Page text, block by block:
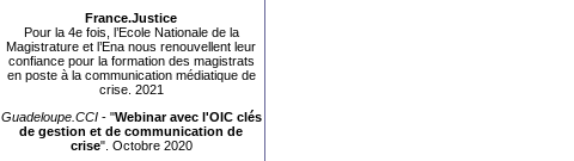
France.Justice
Pour la 4e fois, l’Ecole Nationale de la
Magistrature et l’Ena nous renouvellent leur
confiance pour la formation des magistrats
en poste à la communication médiatique de
crise. 2021
Guadeloupe.CCI- "Webinar avec l'OIC clés
de gestion et de communication de
crise". Octobre 2020